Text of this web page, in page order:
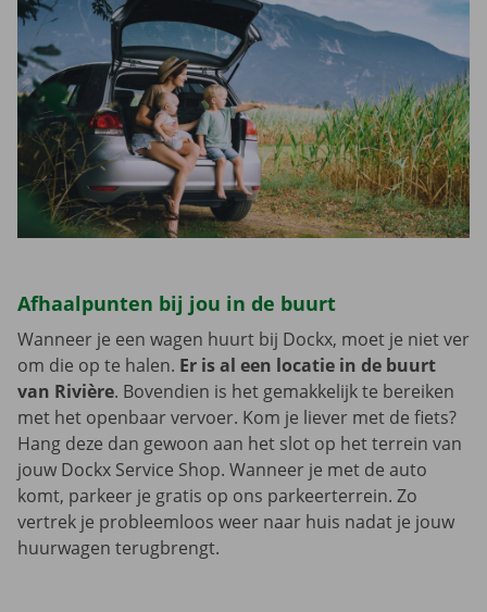
Afhaalpunten bij jou in de buurt
Wanneer je een wagen huurt bij Dockx, moet je niet ver
om die op te halen. Er is al een locatie in de buurt
van Rivière. Bovendien is het gemakkelijk te bereiken
met het openbaar vervoer. Kom je liever met de fiets?
Hang deze dan gewoon aan het slot op het terrein van
jouw Dockx Service Shop. Wanneer je met de auto
komt, parkeer je gratis op ons parkeerterrein. Zo
vertrek je probleemloos weer naar huis nadat je jouw
huurwagen terugbrengt.